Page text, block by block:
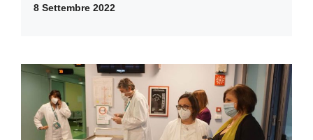
8 Settembre 2022